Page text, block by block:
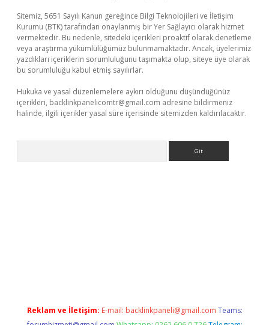
Sitemiz, 5651 Sayılı Kanun gereğince Bilgi Teknolojileri ve İletişim
Kurumu (BTK) tarafından onaylanmış bir Yer Sağlayıcı olarak hizmet
vermektedir. Bu nedenle, sitedeki içerikleri proaktif olarak denetleme
veya araştırma yükümlülüğümüz bulunmamaktadır. Ancak, üyelerimiz
yazdıkları içeriklerin sorumluluğunu taşımakta olup, siteye üye olarak
bu sorumluluğu kabul etmiş sayılırlar.
Hukuka ve yasal düzenlemelere aykırı olduğunu düşündüğünüz
içerikleri, backlinkpanelicomtr@gmail.com adresine bildirmeniz
halinde, ilgili içerikler yasal süre içerisinde sitemizden kaldırılacaktır.
Reklam ve İletişim: E-mail: backlinkpaneli@gmail.com Teams: